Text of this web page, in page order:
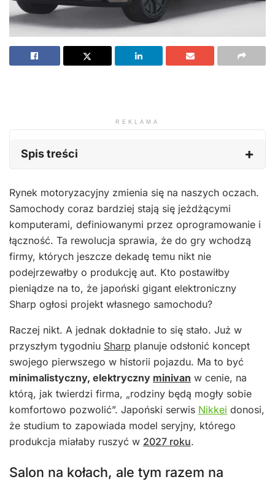
REKLAMA
Spis treści
Rynek motoryzacyjny zmienia się na naszych oczach.
Samochody coraz bardziej stają się jeżdżącymi
komputerami, definiowanymi przez oprogramowanie i
łączność. Ta rewolucja sprawia, że do gry wchodzą
firmy, których jeszcze dekadę temu nikt nie
podejrzewałby o produkcję aut. Kto postawiłby
pieniądze na to, że japoński gigant elektroniczny
Sharp ogłosi projekt własnego samochodu?
Raczej nikt. A jednak dokładnie to się stało. Już w
przyszłym tygodniu Sharp planuje odsłonić koncept
swojego pierwszego w historii pojazdu. Ma to być
minimalistyczny, elektryczny minivan w cenie, na
którą, jak twierdzi firma, „rodziny będą mogły sobie
komfortowo pozwolić”. Japoński serwis Nikkei donosi,
że studium to zapowiada model seryjny, którego
produkcja miałaby ruszyć w 2027 roku.
Salon na kołach, ale tym razem na